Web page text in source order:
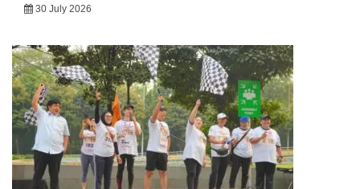
30 July 2026